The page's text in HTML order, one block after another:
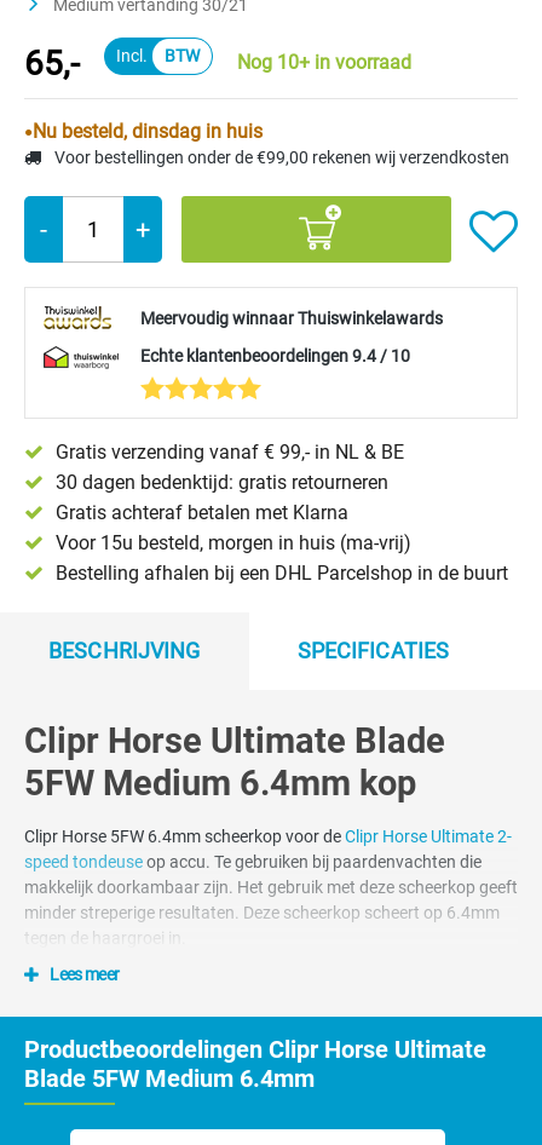
Medium vertanding 30/21
65,- Nog 10+ in voorraad
Nu besteld, dinsdag in huis
Voor bestellingen onder de €99,00 rekenen wij verzendkosten
- +
Meervoudig winnaar Thuiswinkelawards
Echte klantenbeoordelingen 9.4 / 10
Gratis verzending vanaf € 99,- in NL & BE
30 dagen bedenktijd: gratis retourneren
Gratis achteraf betalen met Klarna
Voor 15u besteld, morgen in huis (ma-vrij)
Bestelling afhalen bij een DHL Parcelshop in de buurt
BESCHRIJVING SPECIFICATIES
Clipr Horse Ultimate Blade
5FW Medium 6.4mm kop
Clipr Horse 5FW 6.4mm scheerkop voor deClipr Horse Ultimate 2-
speed tondeuseop accu. Te gebruiken bij paardenvachten die
makkelijk doorkambaar zijn. Het gebruik met deze scheerkop geeft
minder streperige resultaten. Deze scheerkop scheert op 6.4mm
tegen de haargroei in.
Clipr. scheerkoppen zijn voor het
Het universele snap-on scheerkoppensysteem ook wel het A5 style
scheerkoppen systeem genoemd. Alle Clipr. Snap-On
scheerkoppen passen op de Clipr Ultimate maar ook op de
Lees meer
Productbeoordelingen Clipr Horse Ultimate
Blade 5FW Medium 6.4mm